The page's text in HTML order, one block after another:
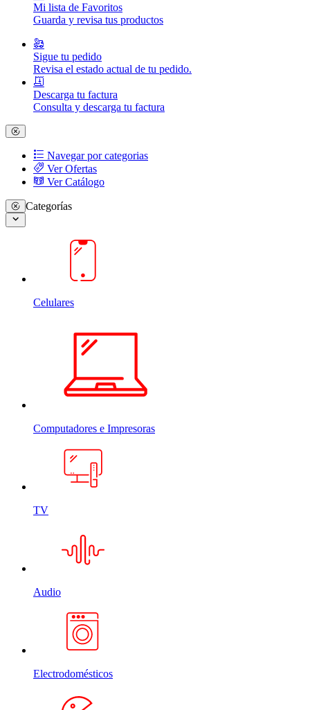
Mi lista de Favoritos
Guarda y revisa tus productos
Sigue tu pedido
Revisa el estado actual de tu pedido.
Descarga tu factura
Consulta y descarga tu factura
Navegar por categorias
Ver Ofertas
Ver Catálogo
Categorías
Celulares
Computadores e Impresoras
TV
Audio
Electrodomésticos